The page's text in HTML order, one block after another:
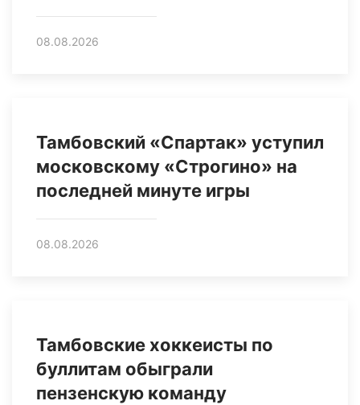
08.08.2026
Тамбовский «Спартак» уступил
московскому «Строгино» на
последней минуте игры
08.08.2026
Тамбовские хоккеисты по
буллитам обыграли
пензенскую команду